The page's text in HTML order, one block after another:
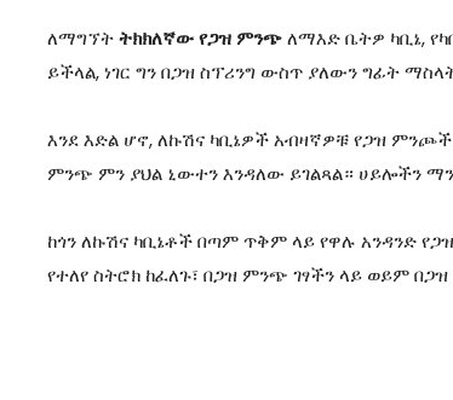
ለማግኘትትክክለኛው የጋዝ ምንጭለማእድ ቤትዎ ካቢኔ,
ይችላል, ነገር ግን በጋዝ ስፕሪንግ ውስጥ ያለውን ግፊት
እንደ እድል ሆኖ, ለኩሽና ካቢኔዎች አብዛኛዎቹ የጋዝ
ምንጭ ምን ያህል ኒውተን እንዳለው ይገልጻል። ሀይሎችን
ከጎን ለኩሽና ካቢኔቶች በጣም ጥቅም ላይ የዋሉ አንዳንድ
የተለየ ስትሮክ ከፈለጉ፣ በጋዝ ምንጭ ገፃችን ላይ ወይም